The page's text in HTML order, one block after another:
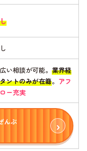
い相談が可能。 業界経
ントのみが在籍。 アフ
ー充実
んぶ